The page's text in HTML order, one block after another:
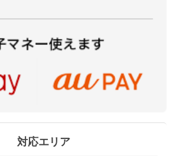
対応エリア